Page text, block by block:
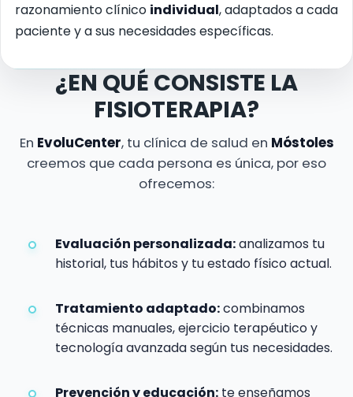
razonamiento clínico individual, adaptados a cada
paciente y a sus necesidades específicas.
¿EN QUÉ CONSISTE LA
FISIOTERAPIA?
En EvoluCenter, tu clínica de salud en Móstoles
creemos que cada persona es única, por eso
ofrecemos:
Evaluación personalizada:analizamos tu
historial, tus hábitos y tu estado físico actual.
Tratamiento adaptado:combinamos
técnicas manuales, ejercicio terapéutico y
tecnología avanzada según tus necesidades.
Prevención y educación: te enseñamos